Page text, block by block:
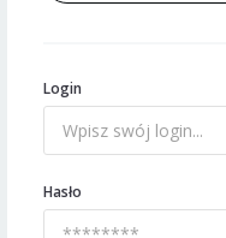
Login
Hasło